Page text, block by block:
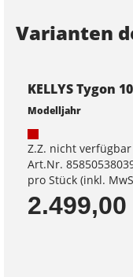
Varianten
KELLYS Tygon
Modelljahr
Z.Z. nicht verfügbar
Art.Nr.
pro Stück (inkl.
2.499,00